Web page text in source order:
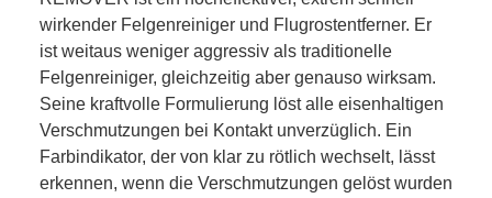
wirkender Felgenreiniger und Flugrostentferner. Er
ist weitaus weniger aggressiv als traditionelle
Felgenreiniger, gleichzeitig aber genauso wirksam.
Seine kraftvolle Formulierung löst alle eisenhaltigen
Verschmutzungen bei Kontakt unverzüglich. Ein
Farbindikator, der von klar zu rötlich wechselt, lässt
erkennen, wenn die Verschmutzungen gelöst wurden